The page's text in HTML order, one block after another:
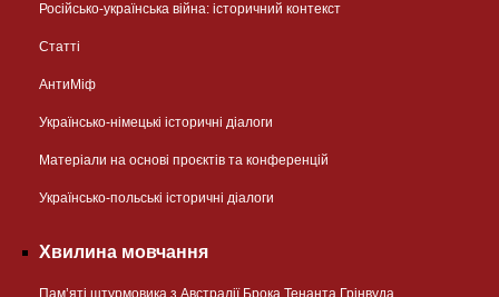
Російсько-українська війна: історичний контекст
Статті
АнтиМіф
Українсько-німецькі історичні діалоги
Матеріали на основі проєктів та конференцій
Українсько-польські історичні діалоги
Хвилина мовчання